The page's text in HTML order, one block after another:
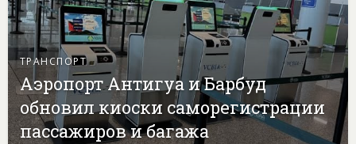
ТРАНСПОРТ
Аэропорт Антигуа и Барбуд
обновил киоски саморегистрации
пассажиров и багажа